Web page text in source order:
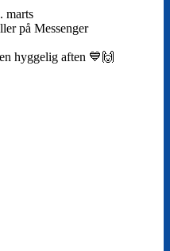
marts
på Messenger
hyggelig aften 💙🙌